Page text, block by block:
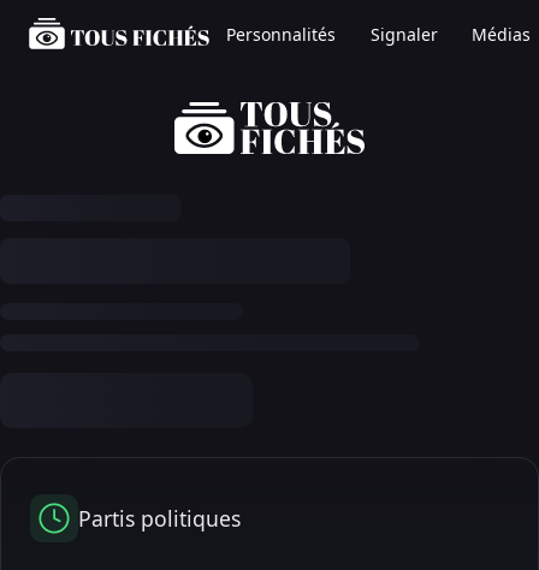
Personnalités Signaler Médias
Partis politiques